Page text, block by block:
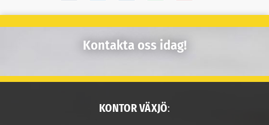
Kontakta oss idag!
KONTOR VÄXJÖ: